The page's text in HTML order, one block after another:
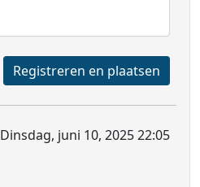
Registreren en plaatsen
Dinsdag, juni 10, 2025 22:05